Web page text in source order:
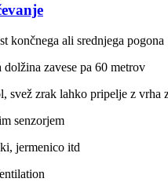
končnega ali srednjega pogona
zavese pa 60 metrov
svež zrak lahko pripelje z vrha
senzorjem
jermenico itd